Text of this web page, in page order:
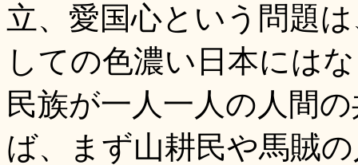
立、愛国心という問題
しての色濃い日本には
民族が一人一人の人間
ば、まず山耕民や馬賊